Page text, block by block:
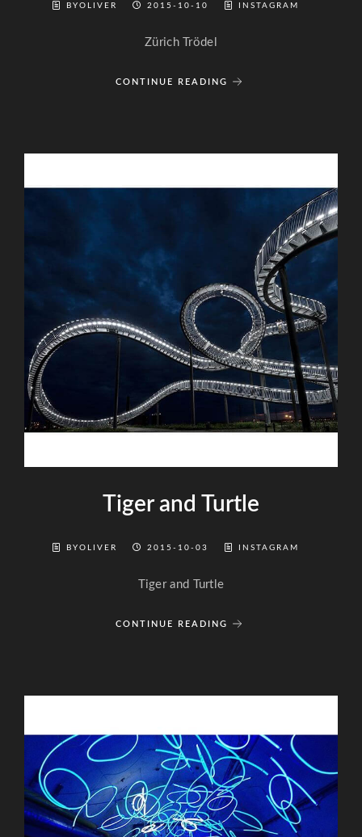
BYOLIVER 2015-10-10 INSTAGRAM
Zürich Trödel
CONTINUE READING
Tiger and Turtle
BYOLIVER 2015-10-03 INSTAGRAM
Tiger and Turtle
CONTINUE READING